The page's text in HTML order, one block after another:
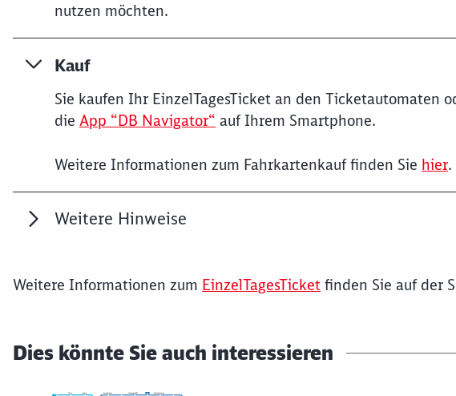
nutzen möchten.
Kauf
Sie kaufen Ihr EinzelTagesTicket an den Ticketautomaten
die App “DB Navigator“ auf Ihrem Smartphone.
Weitere Informationen zum Fahrkartenkauf finden Sie hier.
Weitere Hinweise
Weitere Informationen zum EinzelTagesTicket finden Sie auf der
Dies könnte Sie auch interessieren